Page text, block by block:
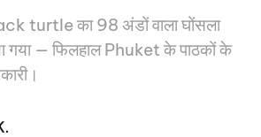
turtle का 98 अंडों वाला घोंसला
गया — फिलहाल Phuket के पाठकों के